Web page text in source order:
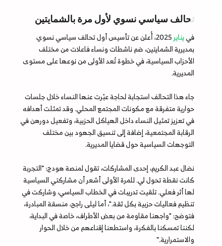
تحالف سياسي نسوي لأول مرة بالشمايتين
فييناير
2025، أُعلن عن تأسيس أول تحالف سياسي نسوي
بمديرية الشمايتين، ضم ناشطات ونساء فاعلات من مختلف
الأحزاب السياسية، في خطوة تُعد الأولى من نوعها على مستوى
المديرية.
جاء هذا التحالف استجابة لحاجة عبّرت عنها النساء خلال جلسات
حوارية متفرقة مع مكونات المجتمع المحلي. وقد تمثلت أهدافه
في تعزيز تمثيل النساء داخل الهياكل الحزبية، وتفعيل دورهن في
الرقابة المجتمعية، إضافة إلى تنسيق الجهود بين مختلف
التوجهات السياسية حول قضايا المديرية.
نضال عبد الكريم، إحدى المشاركات، تقول لمنصة هودج: "التجربة
كانت نقطة تحول لي. للمرة الأولى أشعر أن مشاركتي السياسية
لها أثر فعلي. تلقيت تدريبات في الخطاب السياسي، وشاركت في
تنظيم فعاليات حزبية بكل ثقة."، أما ليلى راجح، منسقة المبادرة،
فتوضح: "واجهنا مقاومة من بعض الأطراف، خاصة في البداية،
لكننا تمسكنا بالفكرة، واستطعنا إقناعهم من خلال الحوار
والاستمرارية."